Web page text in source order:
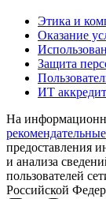
Этика и
Оказание
Защита
ИТ
На
предоставления
и анализа
пользователей
Российской